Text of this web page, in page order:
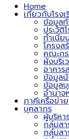
Home
เกี่ยวกับโรง
ข้อมูลทั่
ประวัติ
ทำเนีย
โครงส
คณะก
ผังบริเ
อาคาร
ข้อมูล
ข้อมูล
อำนา
ภาคีเครือข่าย
บุคลากร
ผู้บริหา
กลุ่มสา
กลุ่มสา